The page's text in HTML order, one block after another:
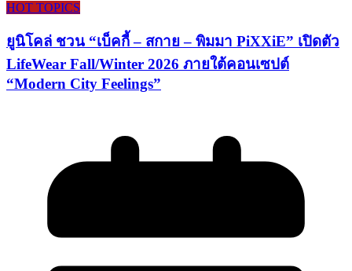
HOT TOPICS
ยูนิโคล่ ชวน “เบ็คกี้ – สกาย – พิมมา PiXXiE” เปิดตัว
LifeWear Fall/Winter 2026 ภายใต้คอนเซปต์
“Modern City Feelings”